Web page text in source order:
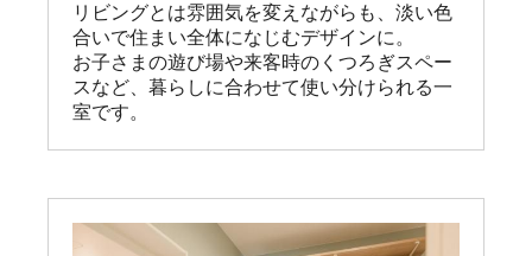
リビングとは雰囲気を変えながらも、淡い色
合いで住まい全体になじむデザインに。
お子さまの遊び場や来客時のくつろぎスペー
スなど、暮らしに合わせて使い分けられる一
室です。